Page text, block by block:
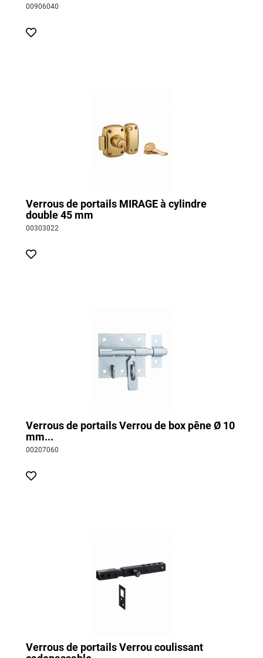
00906040
Verrous de portails MIRAGE à cylindre
double 45 mm
00303022
Verrous de portails Verrou de box pêne Ø 10
mm...
00207060
Verrous de portails Verrou coulissant